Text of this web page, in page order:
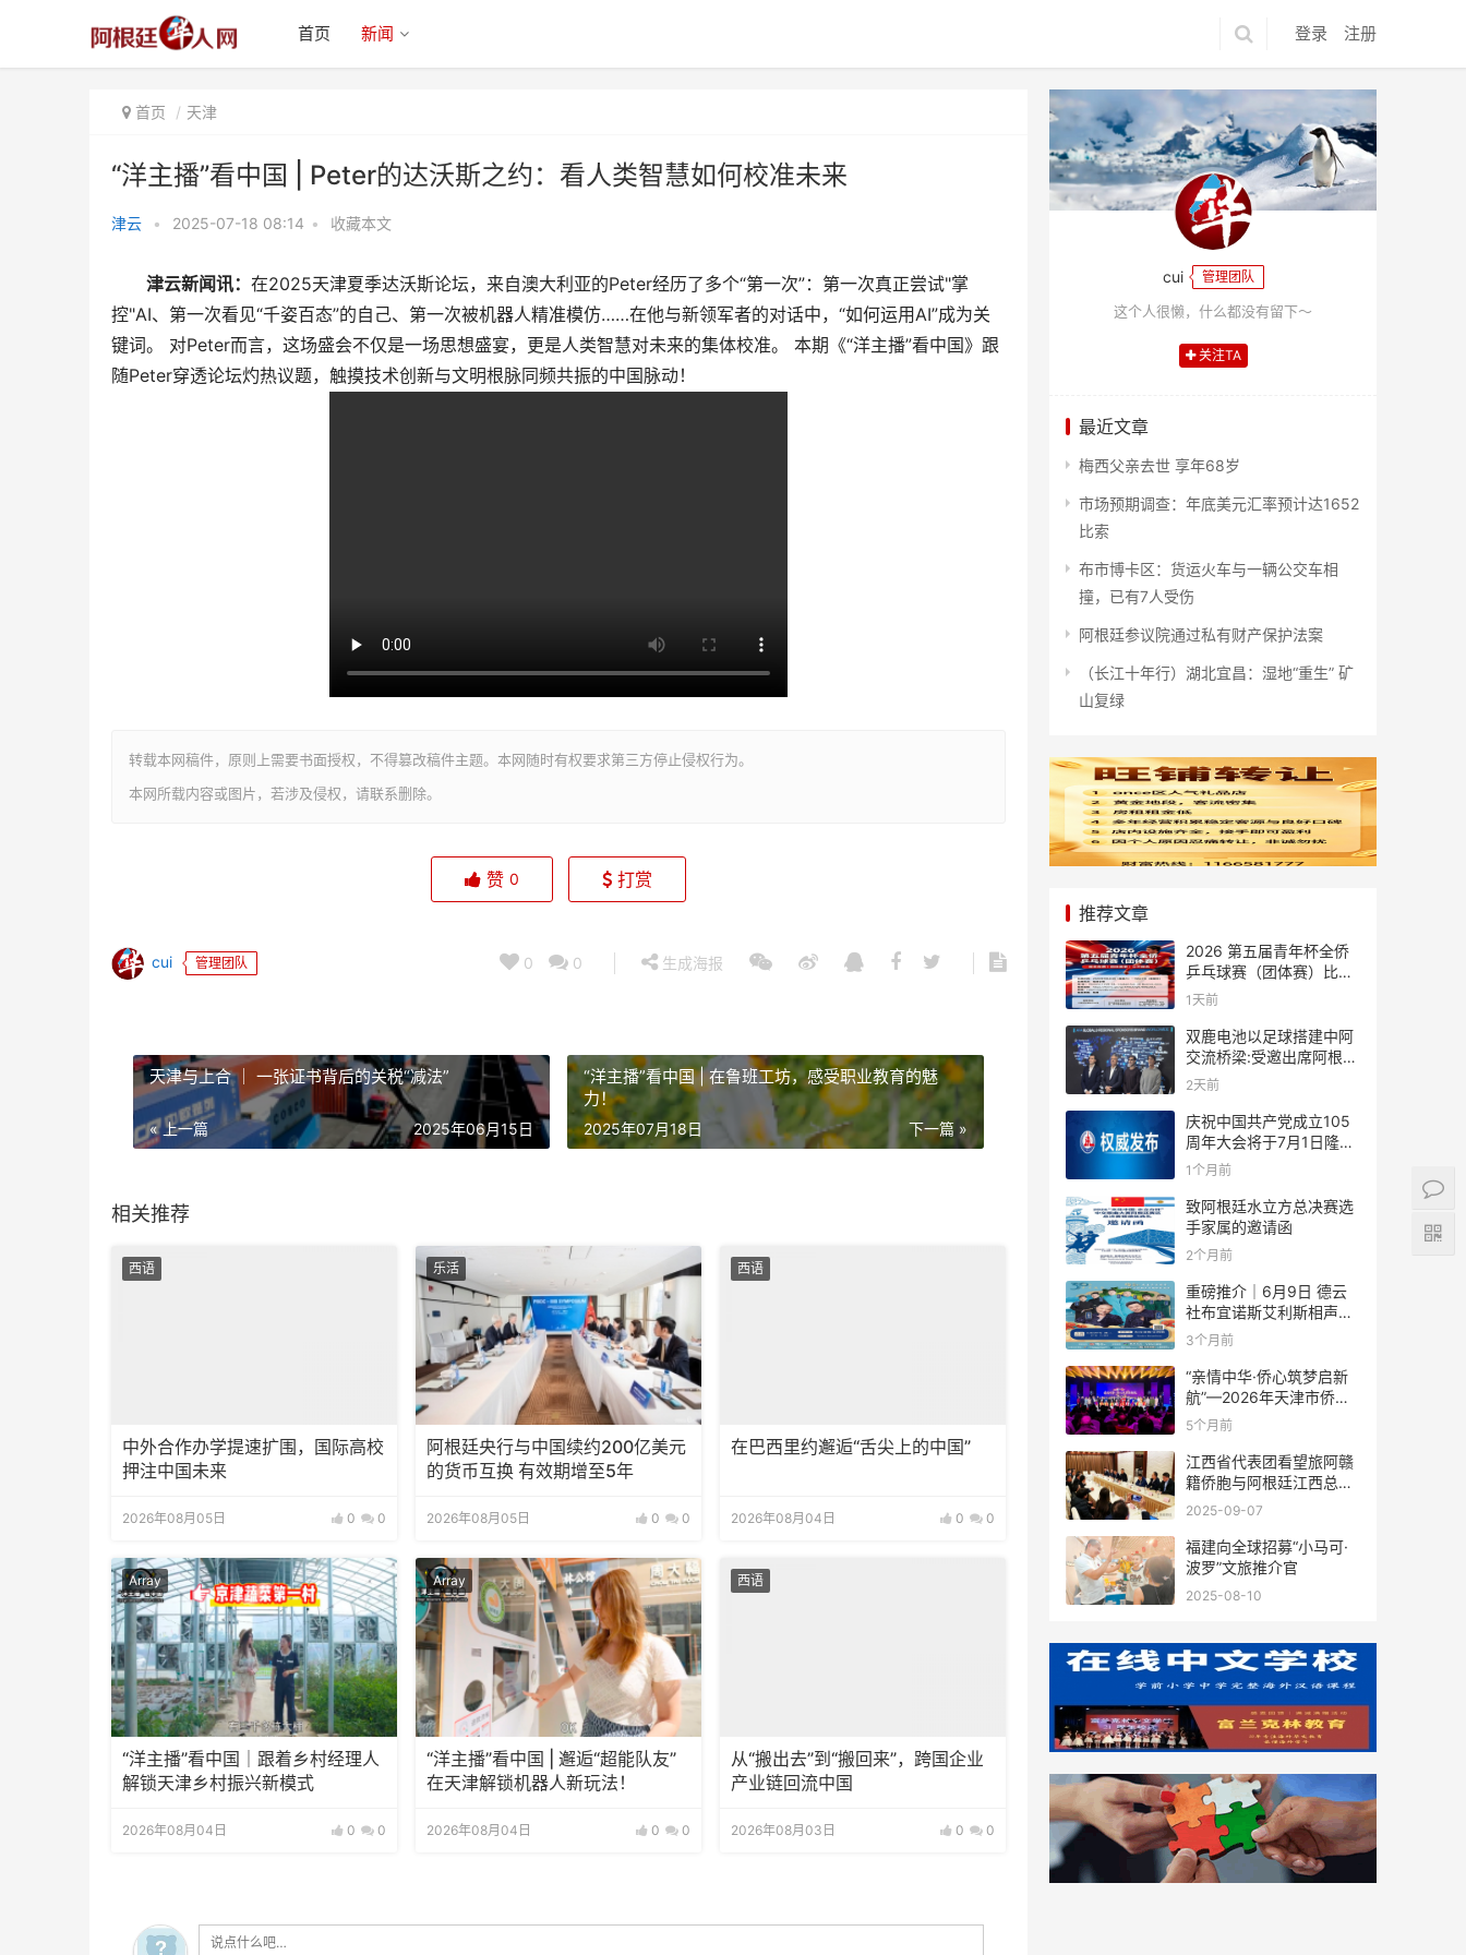
登录 注册
首页 新闻
首页 天津
“洋主播”看中国 | Peter的达沃斯之约：看人类智慧如何校准未来
津云 • 2025-07-18 08:14 • 收藏本文
津云新闻讯： 在2025天津夏季达沃斯论坛，来自澳大利亚的Peter经历了多个“第一次”：第一次真正尝试"掌
控"AI、第一次看见“千姿百态”的自己、第一次被机器人精准模仿……在他与新领军者的对话中，“如何运用AI”成为关
键词。 对Peter而言，这场盛会不仅是一场思想盛宴，更是人类智慧对未来的集体校准。 本期《“洋主播”看中国》跟
随Peter穿透论坛灼热议题，触摸技术创新与文明根脉同频共振的中国脉动！
转载本网稿件，原则上需要书面授权，不得篡改稿件主题。本网随时有权要求第三方停止侵权行为。
本网所载内容或图片，若涉及侵权，请联系删除。
之约：看人类
赞 0 打赏
cui 管理团队 0 0 生成海报
天津与上合 ｜ 一张证书背后的关税“减法”
« 上一篇 2025年06月15日
“洋主播”看中国 | 在鲁班工坊，感受职业教育的魅
力！
下一篇 »
2025年07月18日
相关推荐
西语
中外合作办学提速扩围，国际高校
押注中国未来
2026年08月05日 0 0
乐活
阿根廷央行与中国续约200亿美元
的货币互换 有效期增至5年
2026年08月05日 0 0
西语
在巴西里约邂逅“舌尖上的中国”
2026年08月04日 0 0
Array
“洋主播”看中国｜跟着乡村经理人
解锁天津乡村振兴新模式
2026年08月04日 0 0
Array
“洋主播”看中国 | 邂逅“超能队友”
在天津解锁机器人新玩法！
2026年08月04日 0 0
西语
从“搬出去”到“搬回来”，跨国企业
产业链回流中国
2026年08月03日 0 0
cui 管理团队
这个人很懒，什么都没有留下～
关注TA
最近文章
梅西父亲去世 享年68岁
市场预期调查：年底美元汇率预计达1652
比索
布市博卡区：货运火车与一辆公交车相
撞，已有7人受伤
阿根廷参议院通过私有财产保护法案
（长江十年行）湖北宜昌：湿地“重生” 矿
山复绿
推荐文章
2026 第五届青年杯全侨
乒乓球赛（团体赛）比赛
规则
1天前
双鹿电池以足球搭建中阿
交流桥梁:受邀出席阿根廷
足协赞助商招待会！
2天前
庆祝中国共产党成立105
周年大会将于7月1日隆重
举行
1个月前
致阿根廷水立方总决赛选
手家属的邀请函
2个月前
重磅推介｜6月9日 德云
社布宜诺斯艾利斯相声专
场！国风曲艺邂逅南美风
结！
3个月前
“亲情中华·侨心筑梦启新
航”—2026年天津市侨界
新春联谊活动成功举办
5个月前
江西省代表团看望旅阿赣
籍侨胞与阿根廷江西总商
会座谈
2025-09-07
福建向全球招募“小马可·
波罗”文旅推介官
2025-08-10